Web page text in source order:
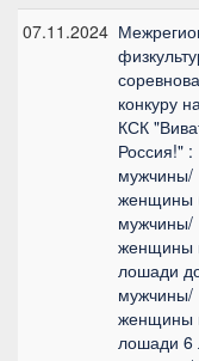
07.11.2024
конкуру
КСК
Россия!" :
мужчины/
женщины
мужчины/
женщины
лошади
мужчины/
женщины
лошади 6